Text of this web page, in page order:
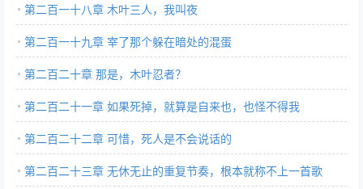
第二百一十八章 木叶三人，我叫夜
第二百一十九章 宰了那个躲在暗处的混蛋
第二百二十章 那是，木叶忍者？
第二百二十一章 如果死掉，就算是自来也，也怪不得我
第二百二十二章 可惜，死人是不会说话的
第二百二十三章 无休无止的重复节奏，根本就称不上一首歌